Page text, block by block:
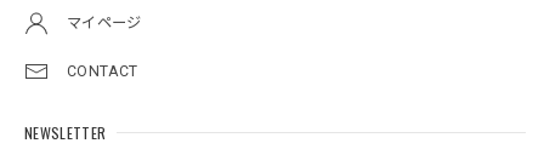
マイページ
CONTACT
NEWSLETTER